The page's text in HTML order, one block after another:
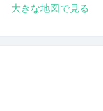
大きな地図で見る